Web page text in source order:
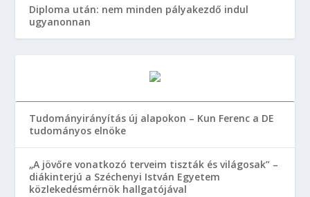
Diploma után: nem minden pályakezdő indul
ugyanonnan
Tudományirányítás új alapokon – Kun Ferenc a DE
tudományos elnöke
„A jövőre vonatkozó terveim tiszták és világosak” –
diákinterjú a Széchenyi István Egyetem
közlekedésmérnök hallgatójával